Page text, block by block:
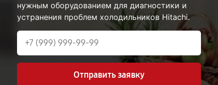
нужным оборудованием для диагностики и
устранения проблем холодильников Hitachi.
Отправить заявку